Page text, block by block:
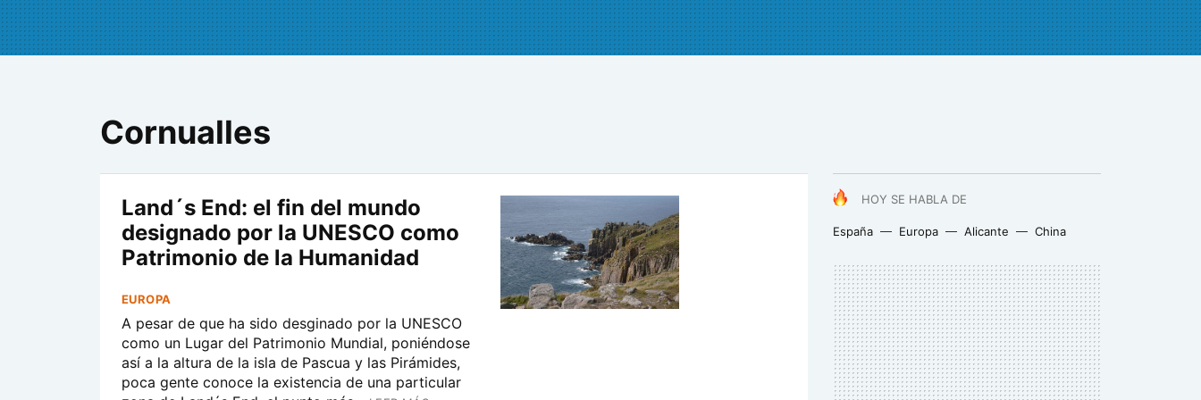
Cornualles
HOY SE HABLA DE
España Europa Alicante China
Land´s End: el fin del mundo
designado por la UNESCO como
Patrimonio de la Humanidad
EUROPA
A pesar de que ha sido desginado por la UNESCO
como un Lugar del Patrimonio Mundial, poniéndose
así a la altura de la isla de Pascua y las Pirámides,
poca gente conoce la existencia de una particular